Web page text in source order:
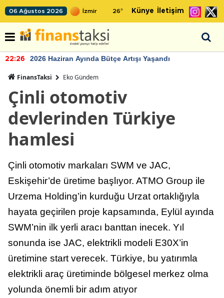
06 Ağustos 2026 26° Künye İletişim
22:26 2026 Haziran Ayında Bütçe Artışı Yaşandı
FinansTaksi Eko Gündem
Çinli otomotiv
devlerinden Türkiye
hamlesi
Çinli otomotiv markaları SWM ve JAC,
Eskişehir’de üretime başlıyor. ATMO Group ile
Urzema Holding’in kurduğu Urzat ortaklığıyla
hayata geçirilen proje kapsamında, Eylül ayında
SWM’nin ilk yerli aracı banttan inecek. Yıl
sonunda ise JAC, elektrikli modeli E30X’in
üretimine start verecek. Türkiye, bu yatırımla
elektrikli araç üretiminde bölgesel merkez olma
yolunda önemli bir adım atıyor